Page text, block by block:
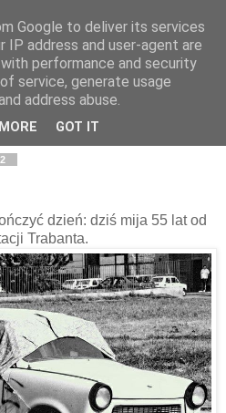
dzień: dziś mija 55 lat od
Trabanta.
Google to deliver its services
IP address and user-agent are
performance and security
service, generate usage
address abuse.
GOT IT